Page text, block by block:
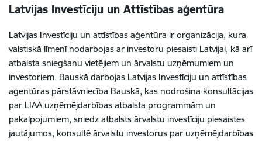
Latvijas Investīciju un Attīstības aģentūra
Latvijas Investīciju un attīstības aģentūra ir organizācija, kura
valstiskā līmenī nodarbojas ar investoru piesaisti Latvijai, kā arī
atbalsta sniegšanu vietējiem un ārvalstu uzņēmumiem un
investoriem. Bauskā darbojas Latvijas Investīciju un attīstības
aģentūras pārstāvniecība Bauskā, kas nodrošina konsultācijas
par LIAA uzņēmējdarbības atbalsta programmām un
pakalpojumiem, sniedz atbalsts ārvalstu investīciju piesaistes
jautājumos, konsultē ārvalstu investorus par uzņēmējdarbības